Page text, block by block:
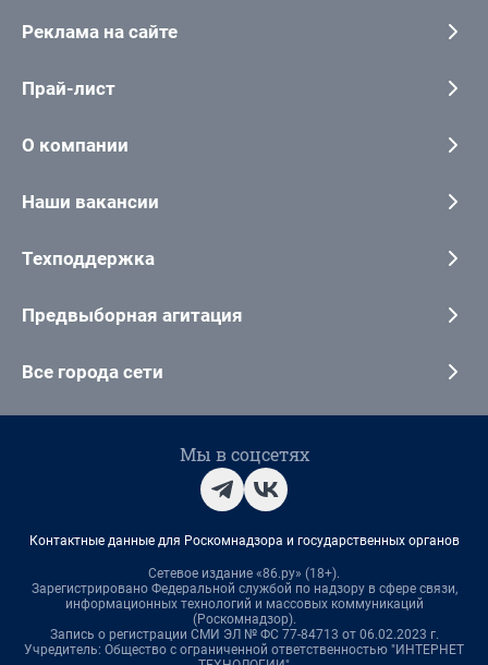
Реклама на сайте
Прай-лист
О компании
Наши вакансии
Техподдержка
Предвыборная агитация
Все города сети
Мы в соцсетях
Контактные данные для Роскомнадзора и государственных органов
Сетевое издание «86.ру» (18+).
Зарегистрировано Федеральной службой по надзору в сфере связи,
информационных технологий и массовых коммуникаций
(Роскомнадзор).
Запись о регистрации СМИ ЭЛ № ФС 77-84713 от 06.02.2023 г.
Учредитель: Общество с ограниченной ответственностью "ИНТЕРНЕТ